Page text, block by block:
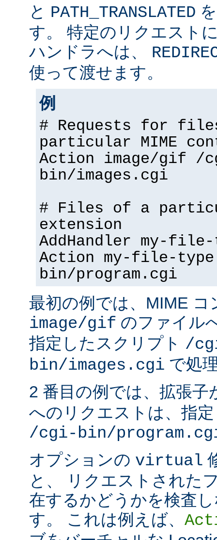
と PATH_TRANSLATED
す。 特定のリクエスト
ハンドラへは、
使って渡せます。
例
# Requests for
particular MIME
Action image/gif /
bin/images.cgi
# Files of a
extension
AddHandler my-
Action my-file-
bin/program.cgi
最初の例では、MIME
image/gif のファイル
指定したスクリプト /
bin/images.cgi で処
2 番目の例では、拡張子
へのリクエストは、指
/cgi-bin/
オプションの virtual
と、 リクエストされた
在するかどうかを検査
す。 これは例えば、